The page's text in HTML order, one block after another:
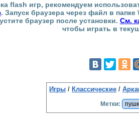
flash игр, рекомендуем
. Запуск браузера через файл в
браузер после установки. См.
чтобы играть в
Игры / Классические /
Метки: